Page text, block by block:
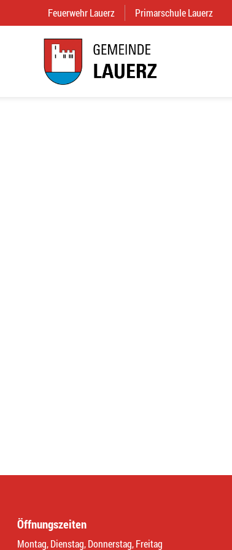
Feuerwehr Lauerz (External Link)
Primarschule Lauerz
Öffnungszeiten
Montag, Dienstag, Donnerstag, Freitag